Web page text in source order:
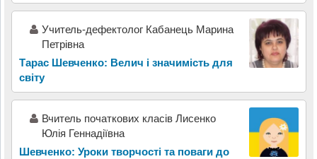
Учитель-дефектолог Кабанець Марина
Петрівна
Тарас Шевченко: Велич і значимість для
світу
Вчитель початкових класів Лисенко
Юлія Геннадіївна
Шевченко: Уроки творчості та поваги до